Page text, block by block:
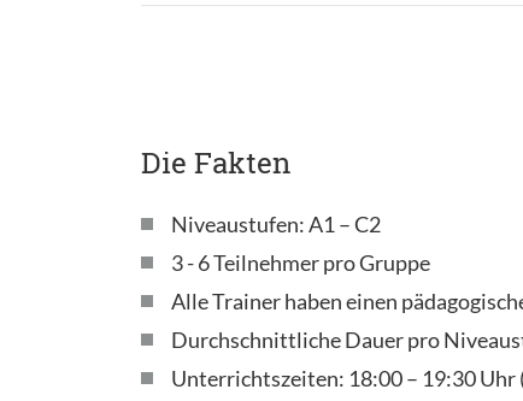
Die Fakten
Niveaustufen: A1 – C2
3 - 6 Teilnehmer pro Gruppe
Alle Trainer haben einen
Durchschnittliche Dauer pro
Unterrichtszeiten: 18:00 – 19:30 Uhr